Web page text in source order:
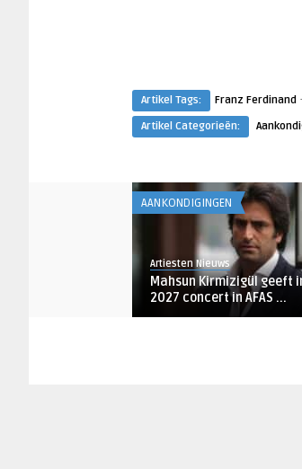
Artikel Tags: Franz Ferdinand ·
Artikel Categorieën:
AANKONDIGINGEN
Artiesten Nieuws
Mahsun Kirmizigül geeft
2027 concert in AFAS ...